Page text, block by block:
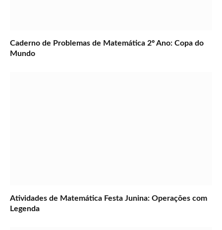
Caderno de Problemas de Matemática 2º Ano: Copa do
Mundo
Atividades de Matemática Festa Junina: Operações com
Legenda